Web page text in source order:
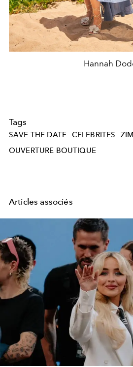
Hannah
Tags
SAVE THE DATE CELEBRITES
OUVERTURE BOUTIQUE
Articles associés